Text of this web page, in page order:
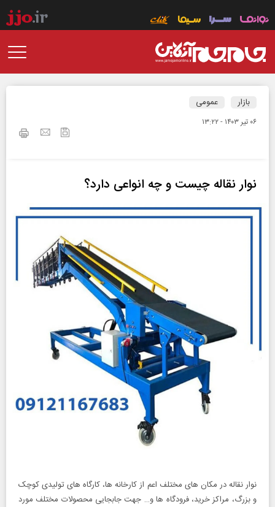
بازار عمومی
۰۶ تير ۱۴۰۳ - ۱۳:۲۲
نوار نقاله چیست و چه انواعی دارد؟
نوار نقاله در مکان های مختلف اعم از کارخانه ها، کارگاه های تولیدی کوچک
و بزرگ، مراکز خرید، فرودگاه ها و… جهت جابجایی محصولات مختلف مورد